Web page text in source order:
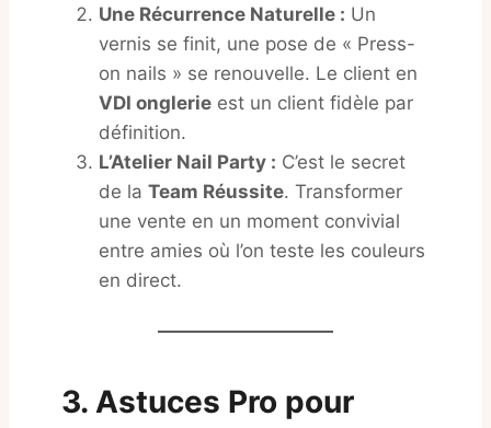
Une Récurrence Naturelle : Un
vernis se finit, une pose de « Press-
on nails » se renouvelle. Le client en
VDI onglerie est un client fidèle par
définition.
L’Atelier Nail Party : C’est le secret
de la Team Réussite. Transformer
une vente en un moment convivial
entre amies où l’on teste les couleurs
en direct.
3. Astuces Pro pour